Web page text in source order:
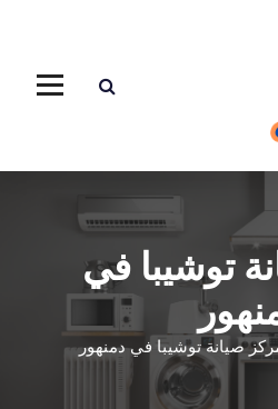
توشيبا في
صيانة توشيبا في دمنهور